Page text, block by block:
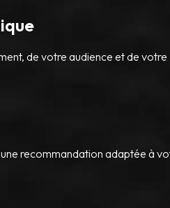
de votre audience et de votre
une recommandation adaptée à